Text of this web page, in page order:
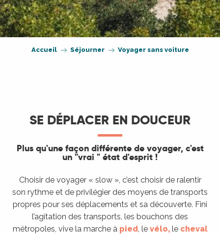
Accueil Séjourner Voyager sans voiture
SE DÉPLACER EN DOUCEUR
Plus qu'une façon différente de voyager, c'est
un "vrai " état d'esprit !
Choisir de voyager « slow », c’est choisir de ralentir
son rythme et de privilégier des moyens de transports
propres pour ses déplacements et sa découverte. Fini
l’agitation des transports, les bouchons des
métropoles, vive la marche à pied, le vélo,le cheval